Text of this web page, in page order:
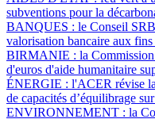
subventions pour la
BANQUES : le Conseil
valorisation bancaire aux
BIRMANIE : la
d'euros d'aide humanitaire
ÉNERGIE : l'ACER révise
de capacités d’équilibrage
ENVIRONNEMENT : la